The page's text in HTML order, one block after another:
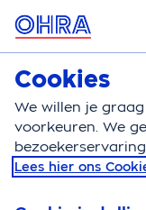
MENU
Zorgverzekering
18 jaar
Cookies
We willen je
voorkeuren. We
Lees hier ons